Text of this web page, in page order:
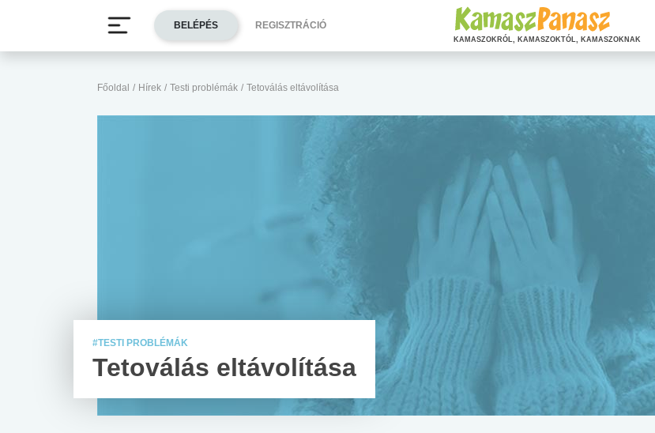
Főoldal / Hírek / Testi problémák / Tetoválás eltávolítása
#TESTI PROBLÉMÁK
Tetoválás eltávolítása
BELÉPÉS REGISZTRÁCIÓ
KAMASZOKRÓL, KAMASZOKTÓL, KAMASZOKNAK